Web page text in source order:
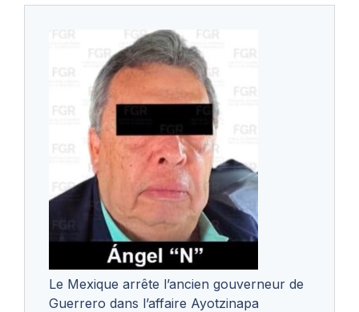
Le Mexique arrête l’ancien gouverneur de
Guerrero dans l’affaire Ayotzinapa